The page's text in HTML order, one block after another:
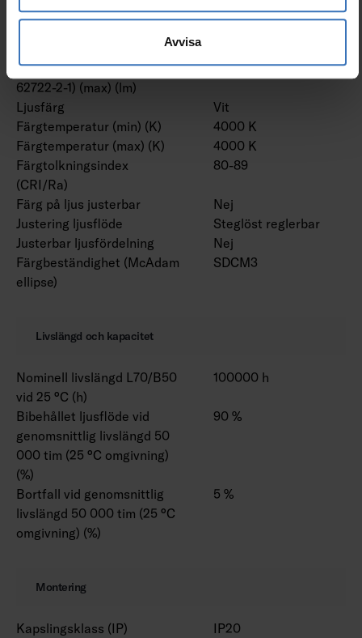
Avvisa
Armaturljusflöde (lm)
24300 lm
Nominellt ljusflöde (IEC
62722-2-1) (max) (lm)
24300 lm
Ljusfärg
Vit
Färgtemperatur (min) (K)
4000 K
Färgtemperatur (max) (K)
4000 K
Färgtolkningsindex
(CRI/Ra)
80-89
Färg på ljus justerbar
Nej
Justering ljusflöde
Steglöst reglerbar
Justerbar ljusfördelning
Nej
Färgbeständighet (McAdam
ellipse)
SDCM3
Livslängd och kapacitet
Nominell livslängd L70/B50
vid 25 °C (h)
100000 h
Bibehållet ljusflöde vid
genomsnittlig livslängd 50
000 tim (25 °C omgivning)
(%)
90 %
Bortfall vid genomsnittlig
livslängd 50 000 tim (25 °C
omgivning) (%)
5 %
Montering
Kapslingsklass (IP)
IP20